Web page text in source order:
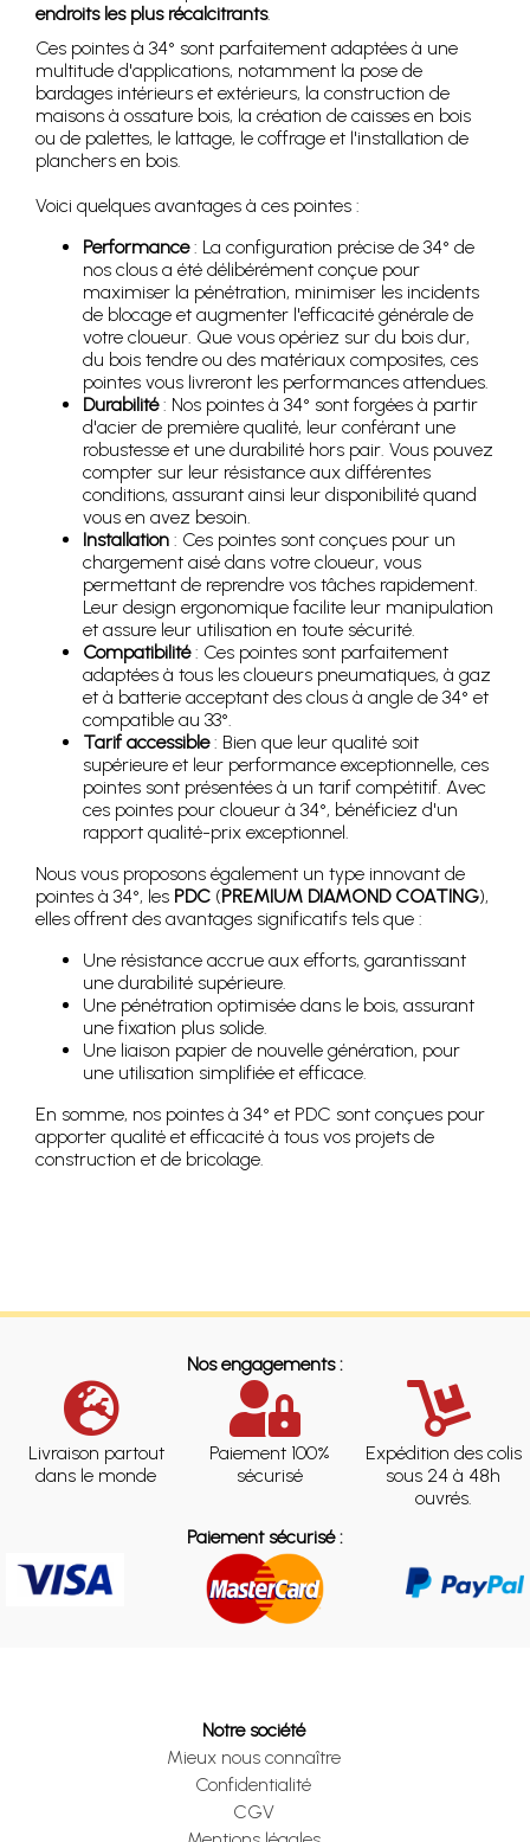
endroits les plus récalcitrants.
Ces pointes à 34° sont parfaitement adaptées à une
multitude d'applications, notamment la pose de
bardages intérieurs et extérieurs, la construction de
maisons à ossature bois, la création de caisses en bois
ou de palettes, le lattage, le coffrage et l'installation de
planchers en bois.
Voici quelques avantages à ces pointes :
Performance: La configuration précise de 34° de
nos clous a été délibérément conçue pour
maximiser la pénétration, minimiser les incidents
de blocage et augmenter l'efficacité générale de
votre cloueur. Que vous opériez sur du bois dur,
du bois tendre ou des matériaux composites, ces
pointes vous livreront les performances attendues.
Durabilité: Nos pointes à 34° sont forgées à partir
d'acier de première qualité, leur conférant une
robustesse et une durabilité hors pair. Vous pouvez
compter sur leur résistance aux différentes
conditions, assurant ainsi leur disponibilité quand
vous en avez besoin.
Installation : Ces pointes sont conçues pour un
chargement aisé dans votre cloueur, vous
permettant de reprendre vos tâches rapidement.
Leur design ergonomique facilite leur manipulation
et assure leur utilisation en toute sécurité.
Compatibilité: Ces pointes sont parfaitement
adaptées à tous les cloueurs pneumatiques, à gaz
et à batterie acceptant des clous à angle de 34° et
compatible au 33°.
Tarif accessible: Bien que leur qualité soit
supérieure et leur performance exceptionnelle, ces
pointes sont présentées à un tarif compétitif. Avec
ces pointes pour cloueur à 34°, bénéficiez d'un
rapport qualité-prix exceptionnel.
Nous vous proposons également un type innovant de
pointes à 34°, les PDC (PREMIUM DIAMOND COATING),
elles offrent des avantages significatifs tels que :
Une résistance accrue aux efforts, garantissant
une durabilité supérieure.
Une pénétration optimisée dans le bois, assurant
une fixation plus solide.
Une liaison papier de nouvelle génération, pour
une utilisation simplifiée et efficace.
En somme, nos pointes à 34° et PDC sont conçues pour
apporter qualité et efficacité à tous vos projets de
construction et de bricolage.
Nos engagements :
Livraison partout
dans le monde
Paiement 100%
sécurisé
Expédition des colis
sous 24 à 48h
ouvrés.
Paiement sécurisé :
Notre société
Mieux nous connaître
Confidentialité
CGV